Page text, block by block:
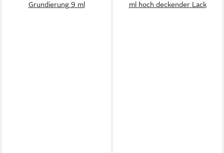
Grundierung 9 ml
ml hoch deckender Lack